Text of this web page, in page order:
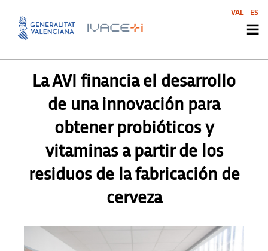
PRENSA SECTORES,
La AVI financia el desarrollo
de una innovación para
obtener probióticos y
vitaminas a partir de los
residuos de la fabricación de
cerveza
VAL ES